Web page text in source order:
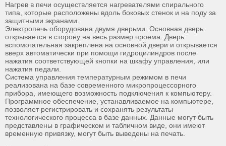
Нагрев в печи осуществляется нагревателями спирального
типа, которые расположены вдоль боковых стенок и на поду за
защитными экранами.
Электропечь оборудована двумя дверьми. Основная дверь
открывается в сторону на весь размер проема. Дверь
вспомогательная закреплена на основной двери и открывается
вверх автоматически при помощи гидроцилиндров после
нажатия соответствующей кнопки на шкафу управления, или
нажатия педали.
Система управления температурным режимом в печи
реализована на базе современного микропроцессорного
прибора, имеющего возможность подключения к компьютеру.
Программное обеспечение, устанавливаемое на компьютере,
позволяет регистрировать и сохранять результаты
технологического процесса в базе данных. Данные могут быть
представлены в графическом и табличном виде, они имеют
временную привязку, могут быть выведены на печать.